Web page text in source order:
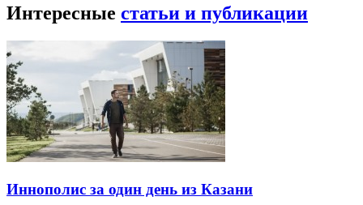
Интересные статьи и публикации
Иннополис за один день из Казани